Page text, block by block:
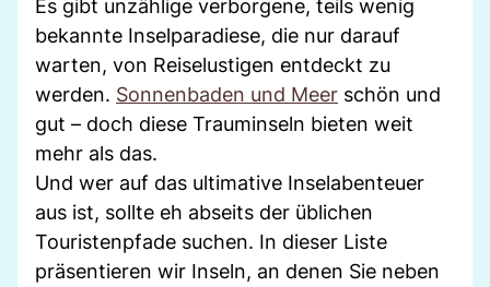
Es gibt unzählige verborgene, teils wenig
bekannte Inselparadiese, die nur darauf
warten, von Reiselustigen entdeckt zu
werden. Sonnenbaden und Meer schön und
gut – doch diese Trauminseln bieten weit
mehr als das.
Und wer auf das ultimative Inselabenteuer
aus ist, sollte eh abseits der üblichen
Touristenpfade suchen. In dieser Liste
präsentieren wir Inseln, an denen Sie neben